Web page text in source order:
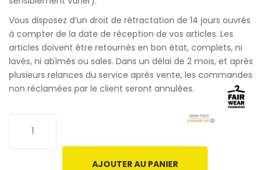
Vous disposez d’un droit de rétractation de 14 jours ouvrés
à compter de la date de réception de vos articles. Les
articles doivent être retournés en bon état, complets, ni
lavés, ni abîmés ou sales. Dans un délai de 2 mois, et après
plusieurs relances du service après vente, les commandes
non réclamées par le client seront annulées.
AJOUTER AU PANIER